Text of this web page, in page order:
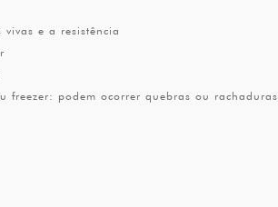
e a resistência
podem ocorrer quebras ou rachaduras